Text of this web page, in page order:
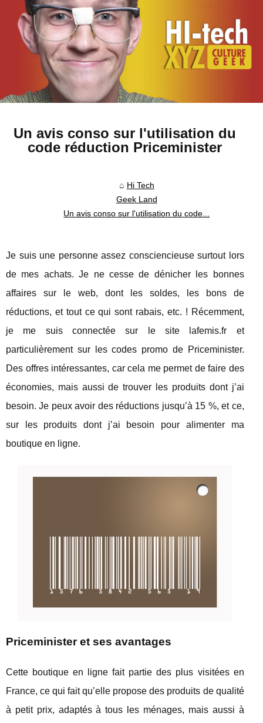
Un avis conso sur l'utilisation du
code réduction Priceminister
Hi Tech
Geek Land
Un avis conso sur l'utilisation du code...
Je suis une personne assez consciencieuse surtout lors
de mes achats. Je ne cesse de dénicher les bonnes
affaires sur le web, dont les soldes, les bons de
réductions, et tout ce qui sont rabais, etc. ! Récemment,
je me suis connectée sur le site lafemis.fr et
particulièrement sur les codes promo de Priceminister.
Des offres intéressantes, car cela me permet de faire des
économies, mais aussi de trouver les produits dont j’ai
besoin. Je peux avoir des réductions jusqu’à 15 %, et ce,
sur les produits dont j’ai besoin pour alimenter ma
boutique en ligne.
Priceminister et ses avantages
Cette boutique en ligne fait partie des plus visitées en
France, ce qui fait qu’elle propose des produits de qualité
à petit prix, adaptés à tous les ménages, mais aussi à